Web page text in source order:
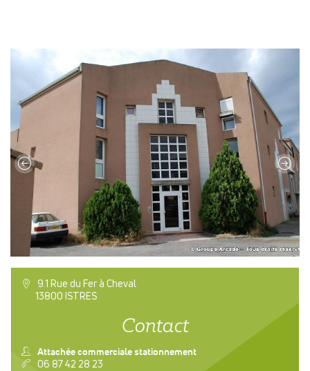
a
9.1 Rue du Fer à Cheval
13800 ISTRES
Contact
n Attachée commerciale stationnement
v 06 87 42 28 23